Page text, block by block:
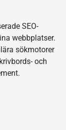
SEO-
webbplatser.
sökmotorer
och